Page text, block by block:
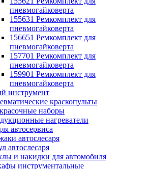
пневмогайковерта
155631 Ремкомплект для
пневмогайковерта
156651 Ремкомплект для
пневмогайковерта
157701 Ремкомплект для
пневмогайковерта
159901 Ремкомплект для
пневмогайковерта
инструмент
краскопульты
наборы
нагреватели
автосервиса
автослесаря
автослесаря
и накидки для автомобиля
инструментальные